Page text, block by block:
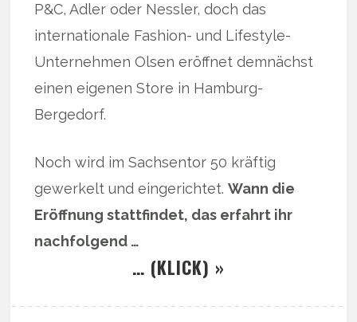
P&C, Adler oder Nessler, doch das
internationale Fashion- und Lifestyle-
Unternehmen Olsen eröffnet demnächst
einen eigenen Store in Hamburg-
Bergedorf.
Noch wird im Sachsentor 50 kräftig
gewerkelt und eingerichtet.Wann die
Eröffnung stattfindet, das erfahrt ihr
nachfolgend …
… (KLICK) »